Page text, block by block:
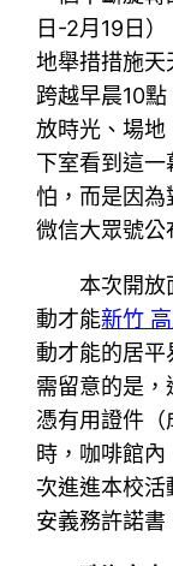
日-2月19日
地舉措措施
跨越早晨10
放時光、場
下室看到這
怕，而是因為
微信大眾號公
本次開放
動才能新竹
動才能的居平
需留意的是
憑有用證件
時，咖啡館
次進進本校活
安義務許諾書